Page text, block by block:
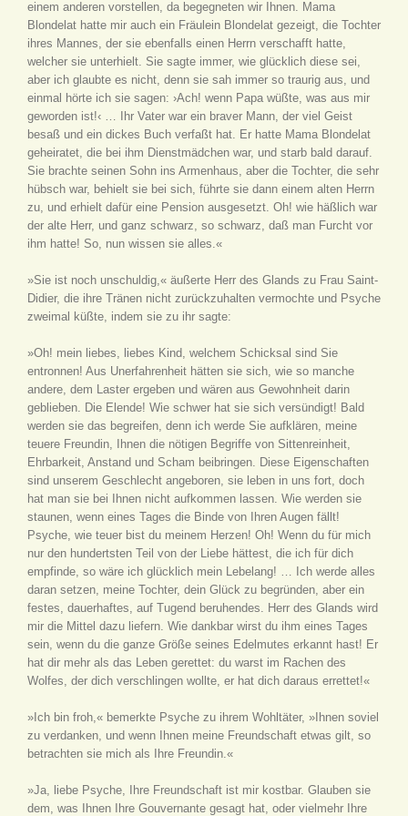
einem anderen vorstellen, da begegneten wir Ihnen. Mama
Blondelat hatte mir auch ein Fräulein Blondelat gezeigt, die Tochter
ihres Mannes, der sie ebenfalls einen Herrn verschafft hatte,
welcher sie unterhielt. Sie sagte immer, wie glücklich diese sei,
aber ich glaubte es nicht, denn sie sah immer so traurig aus, und
einmal hörte ich sie sagen: ›Ach! wenn Papa wüßte, was aus mir
geworden ist!‹ … Ihr Vater war ein braver Mann, der viel Geist
besaß und ein dickes Buch verfaßt hat. Er hatte Mama Blondelat
geheiratet, die bei ihm Dienstmädchen war, und starb bald darauf.
Sie brachte seinen Sohn ins Armenhaus, aber die Tochter, die sehr
hübsch war, behielt sie bei sich, führte sie dann einem alten Herrn
zu, und erhielt dafür eine Pension ausgesetzt. Oh! wie häßlich war
der alte Herr, und ganz schwarz, so schwarz, daß man Furcht vor
ihm hatte! So, nun wissen sie alles.«
»Sie ist noch unschuldig,« äußerte Herr des Glands zu Frau Saint-
Didier, die ihre Tränen nicht zurückzuhalten vermochte und Psyche
zweimal küßte, indem sie zu ihr sagte:
»Oh! mein liebes, liebes Kind, welchem Schicksal sind Sie
entronnen! Aus Unerfahrenheit hätten sie sich, wie so manche
andere, dem Laster ergeben und wären aus Gewohnheit darin
geblieben. Die Elende! Wie schwer hat sie sich versündigt! Bald
werden sie das begreifen, denn ich werde Sie aufklären, meine
teuere Freundin, Ihnen die nötigen Begriffe von Sittenreinheit,
Ehrbarkeit, Anstand und Scham beibringen. Diese Eigenschaften
sind unserem Geschlecht angeboren, sie leben in uns fort, doch
hat man sie bei Ihnen nicht aufkommen lassen. Wie werden sie
staunen, wenn eines Tages die Binde von Ihren Augen fällt!
Psyche, wie teuer bist du meinem Herzen! Oh! Wenn du für mich
nur den hundertsten Teil von der Liebe hättest, die ich für dich
empfinde, so wäre ich glücklich mein Lebelang! … Ich werde alles
daran setzen, meine Tochter, dein Glück zu begründen, aber ein
festes, dauerhaftes, auf Tugend beruhendes. Herr des Glands wird
mir die Mittel dazu liefern. Wie dankbar wirst du ihm eines Tages
sein, wenn du die ganze Größe seines Edelmutes erkannt hast! Er
hat dir mehr als das Leben gerettet: du warst im Rachen des
Wolfes, der dich verschlingen wollte, er hat dich daraus errettet!«
»Ich bin froh,« bemerkte Psyche zu ihrem Wohltäter, »Ihnen soviel
zu verdanken, und wenn Ihnen meine Freundschaft etwas gilt, so
betrachten sie mich als Ihre Freundin.«
»Ja, liebe Psyche, Ihre Freundschaft ist mir kostbar. Glauben sie
dem, was Ihnen Ihre Gouvernante gesagt hat, oder vielmehr Ihre